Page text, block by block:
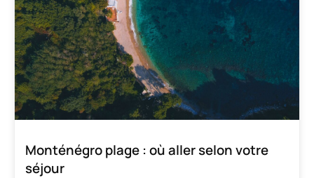
Monténégro plage : où aller selon votre
séjour